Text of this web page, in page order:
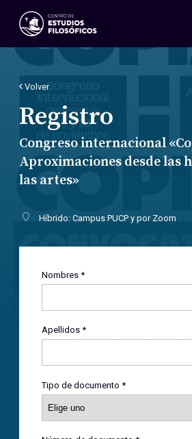
Eventos
Novedades
Investigación
Redes
Publicaciones
Galería
ES
EN
Reglamento
Volver
Registro
Congreso internacional
Aproximaciones desde las
las artes»
Híbrido: Campus PUCP y por Zoom
Nombres *
Apellidos *
Tipo de documento *